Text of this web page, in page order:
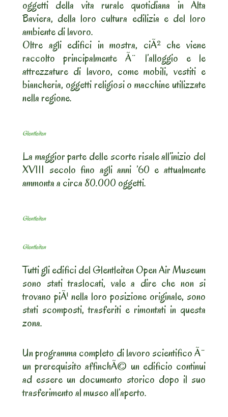
oggetti della vita rurale quotidiana in Alta
Baviera, della loro cultura edilizia e del loro
ambiente di lavoro.
Oltre agli edifici in mostra, ciÃ² che viene
raccolto principalmente Ã¨ l’alloggio e le
attrezzature di lavoro, come mobili, vestiti e
biancheria, oggetti religiosi o macchine utilizzate
nella regione.
Glentleiten
La maggior parte delle scorte risale all’inizio del
XVIII secolo fino agli anni ’60 e attualmente
ammonta a circa 80.000 oggetti.
Glentleiten
Glentleiten
Tutti gli edifici del Glentleiten Open Air Museum
sono stati traslocati, vale a dire che non si
trovano piÃ¹ nella loro posizione originale, sono
stati scomposti, trasferiti e rimontati in questa
zona.
Un programma completo di lavoro scientifico Ã¨
un prerequisito affinchÃ© un edificio continui
ad essere un documento storico dopo il suo
trasferimento al museo all’aperto.